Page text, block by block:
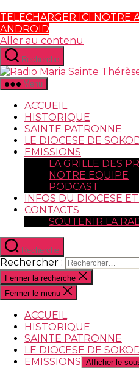
TELECHARGER ICI NOTRE
ANDROID
Aller au contenu
Recherche
Menu
ACCUEIL
HISTORIQUE
SAINTE PATRONNE
LE DIOCESE DE
EMISSIONS
LA GRILLE DES
NOTRE EQUIPE
PODCAST
INFOS DU DIOCESE ET
CONTACTS
SOUTENIR LA
Recherche
Rechercher :
Fermer la recherche
Fermer le menu
ACCUEIL
HISTORIQUE
SAINTE PATRONNE
LE DIOCESE DE
EMISSIONS Afficher le